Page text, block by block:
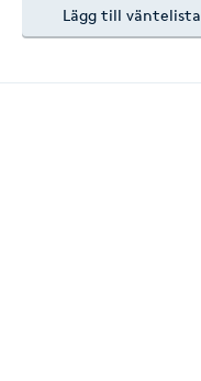
Lägg till väntelista